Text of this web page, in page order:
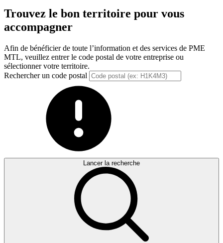
Trouvez le bon territoire pour vous
accompagner
Afin de bénéficier de toute l’information et des services de PME
MTL, veuillez entrer le code postal de votre entreprise ou
sélectionner votre territoire.
Rechercher un code postal
Lancer la recherche